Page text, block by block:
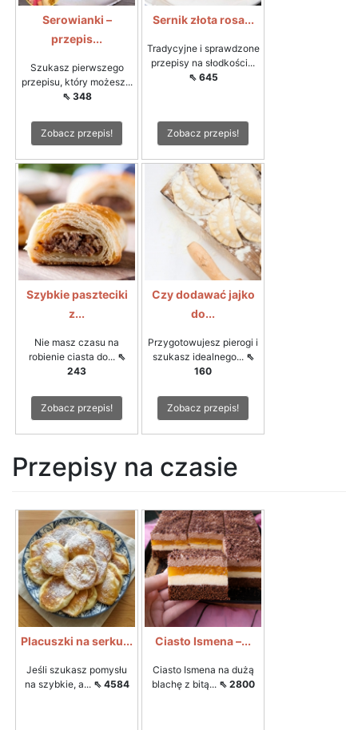
Serowianki –
przepis...
Szukasz pierwszego
przepisu, który możesz...
⇖ 348
Zobacz przepis!
Sernik złota rosa...
Tradycyjne i sprawdzone
przepisy na słodkości...
⇖ 645
Zobacz przepis!
Szybkie paszteciki
z...
Nie masz czasu na
robienie ciasta do... ⇖
243
Zobacz przepis!
Czy dodawać jajko
do...
Przygotowujesz pierogi i
szukasz idealnego... ⇖
160
Zobacz przepis!
Przepisy na czasie
Placuszki na serku...
Jeśli szukasz pomysłu
na szybkie, a... ⇖ 4584
Ciasto Ismena –...
Ciasto Ismena na dużą
blachę z bitą... ⇖ 2800